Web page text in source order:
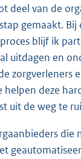
deel van de
gemaakt. Bij
blijf ik
uitdagen en
zorgverleners
helpen deze
uit de weg te
die